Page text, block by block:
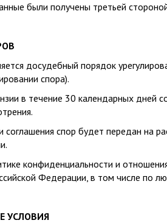
были получены третьей
досудебный порядок
спора).
в течение 30 календарных дней
спор будет передан на
конфиденциальности и
Федерации, в том числе по
УСЛОВИЯ